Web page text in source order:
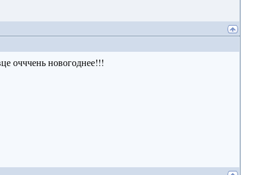
очччень новогоднее!!!